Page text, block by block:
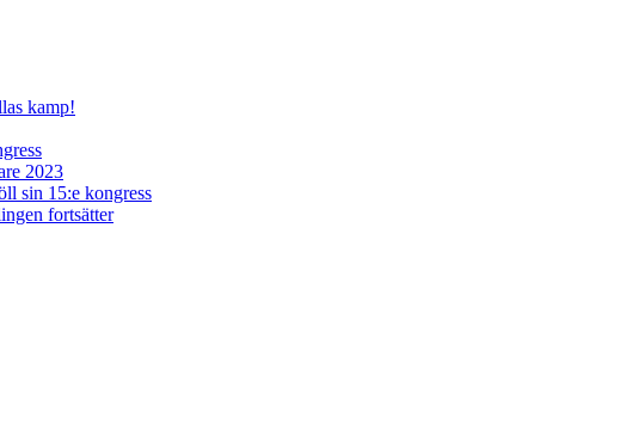
kamp!
2023
sin 15:e kongress
fortsätter